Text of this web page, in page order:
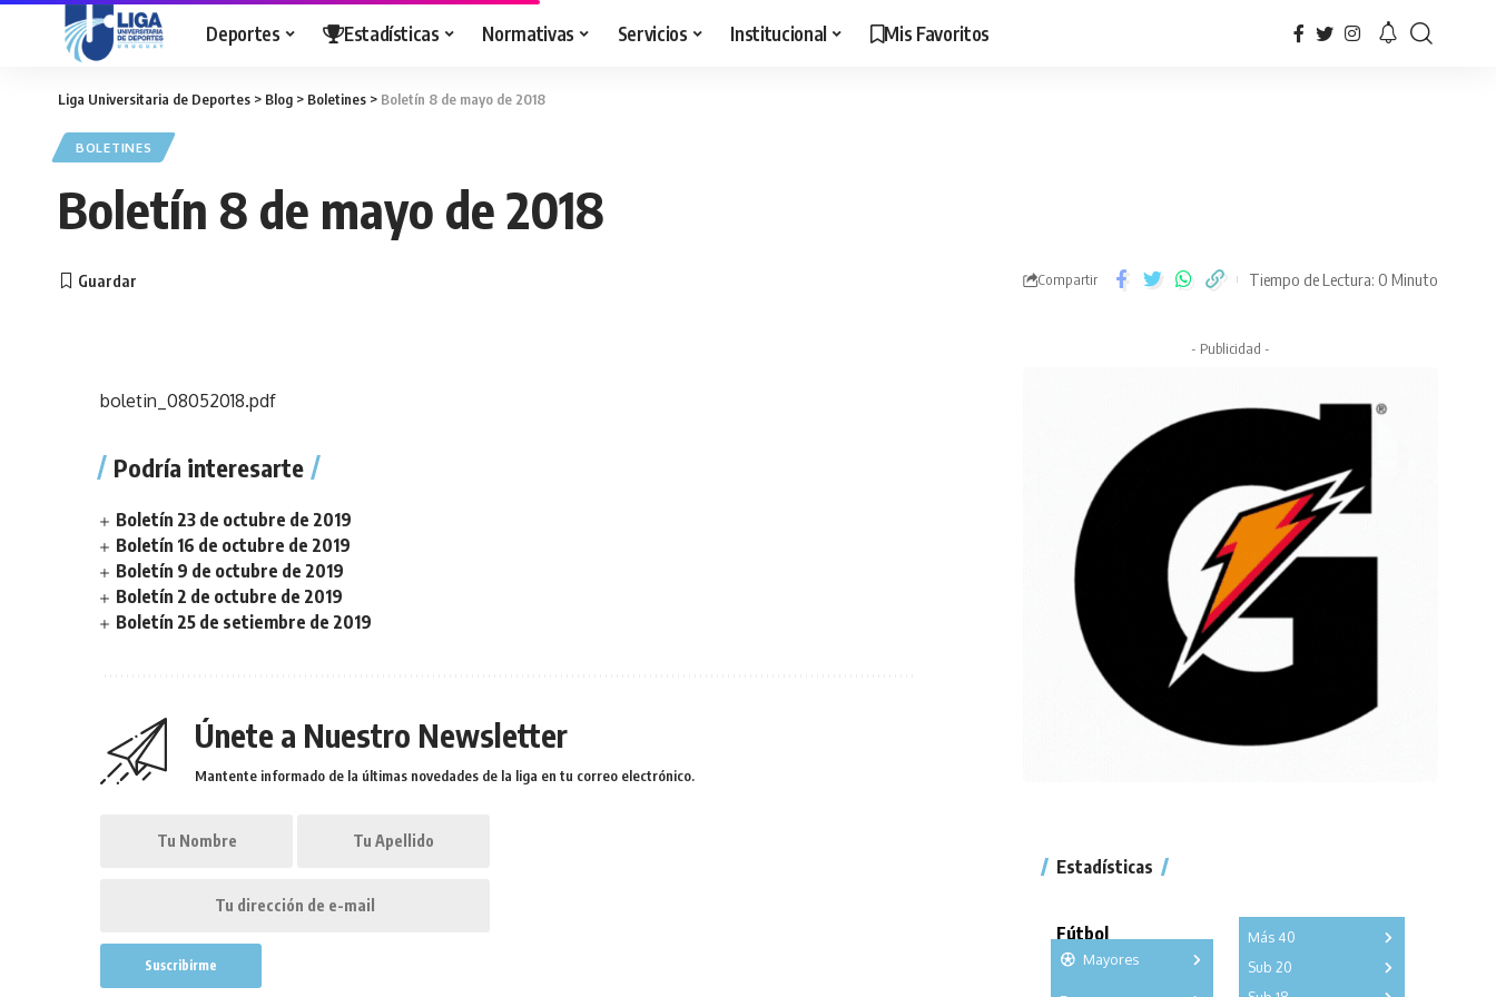
Deportes Estadísticas Normativas Servicios Institucional Mis Favoritos
Liga Universitaria de Deportes > Blog > Boletines > Boletín 8 de mayo de 2018
BOLETINES
Boletín 8 de mayo de 2018
Compartir Tiempo de Lectura: 0 Minuto
boletin_08052018.pdf
Podría interesarte
Boletín 23 de octubre de 2019
Boletín 16 de octubre de 2019
Boletín 9 de octubre de 2019
Boletín 2 de octubre de 2019
Boletín 25 de setiembre de 2019
Únete a Nuestro Newsletter
Mantente informado de la últimas novedades de la liga en tu correo electrónico.
- Publicidad -
Estadísticas
Fútbol
Mayores
Más 40
Sub 20